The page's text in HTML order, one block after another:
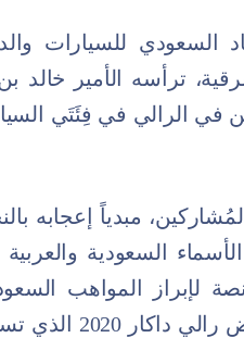
للسيارات
ترأسه الأمير خالد
الرالي في فِئَتَي
مبدياً إعجابه
السعودية والعربية
لإبراز المواهب
الراليات، ومسرحاً